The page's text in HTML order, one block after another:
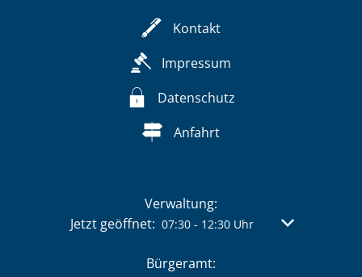
Kontakt
Impressum
Datenschutz
Anfahrt
Verwaltung:
Klicken, um weitere Öffnungs- oder
Jetzt geöffnet: 07:30- 12:30Uhr Von 07:30
Bürgeramt: